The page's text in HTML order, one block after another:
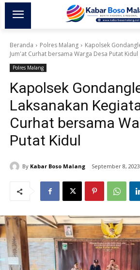
Beranda Polres Malang
Kapolsek
Jum'at Curhat bersama Warga Desa Putat Kidul
Polres Malang
Kapolsek
Laksanakan
Curhat bersama
Putat Kidul
By Kabar Boso Malang September 8, 2023